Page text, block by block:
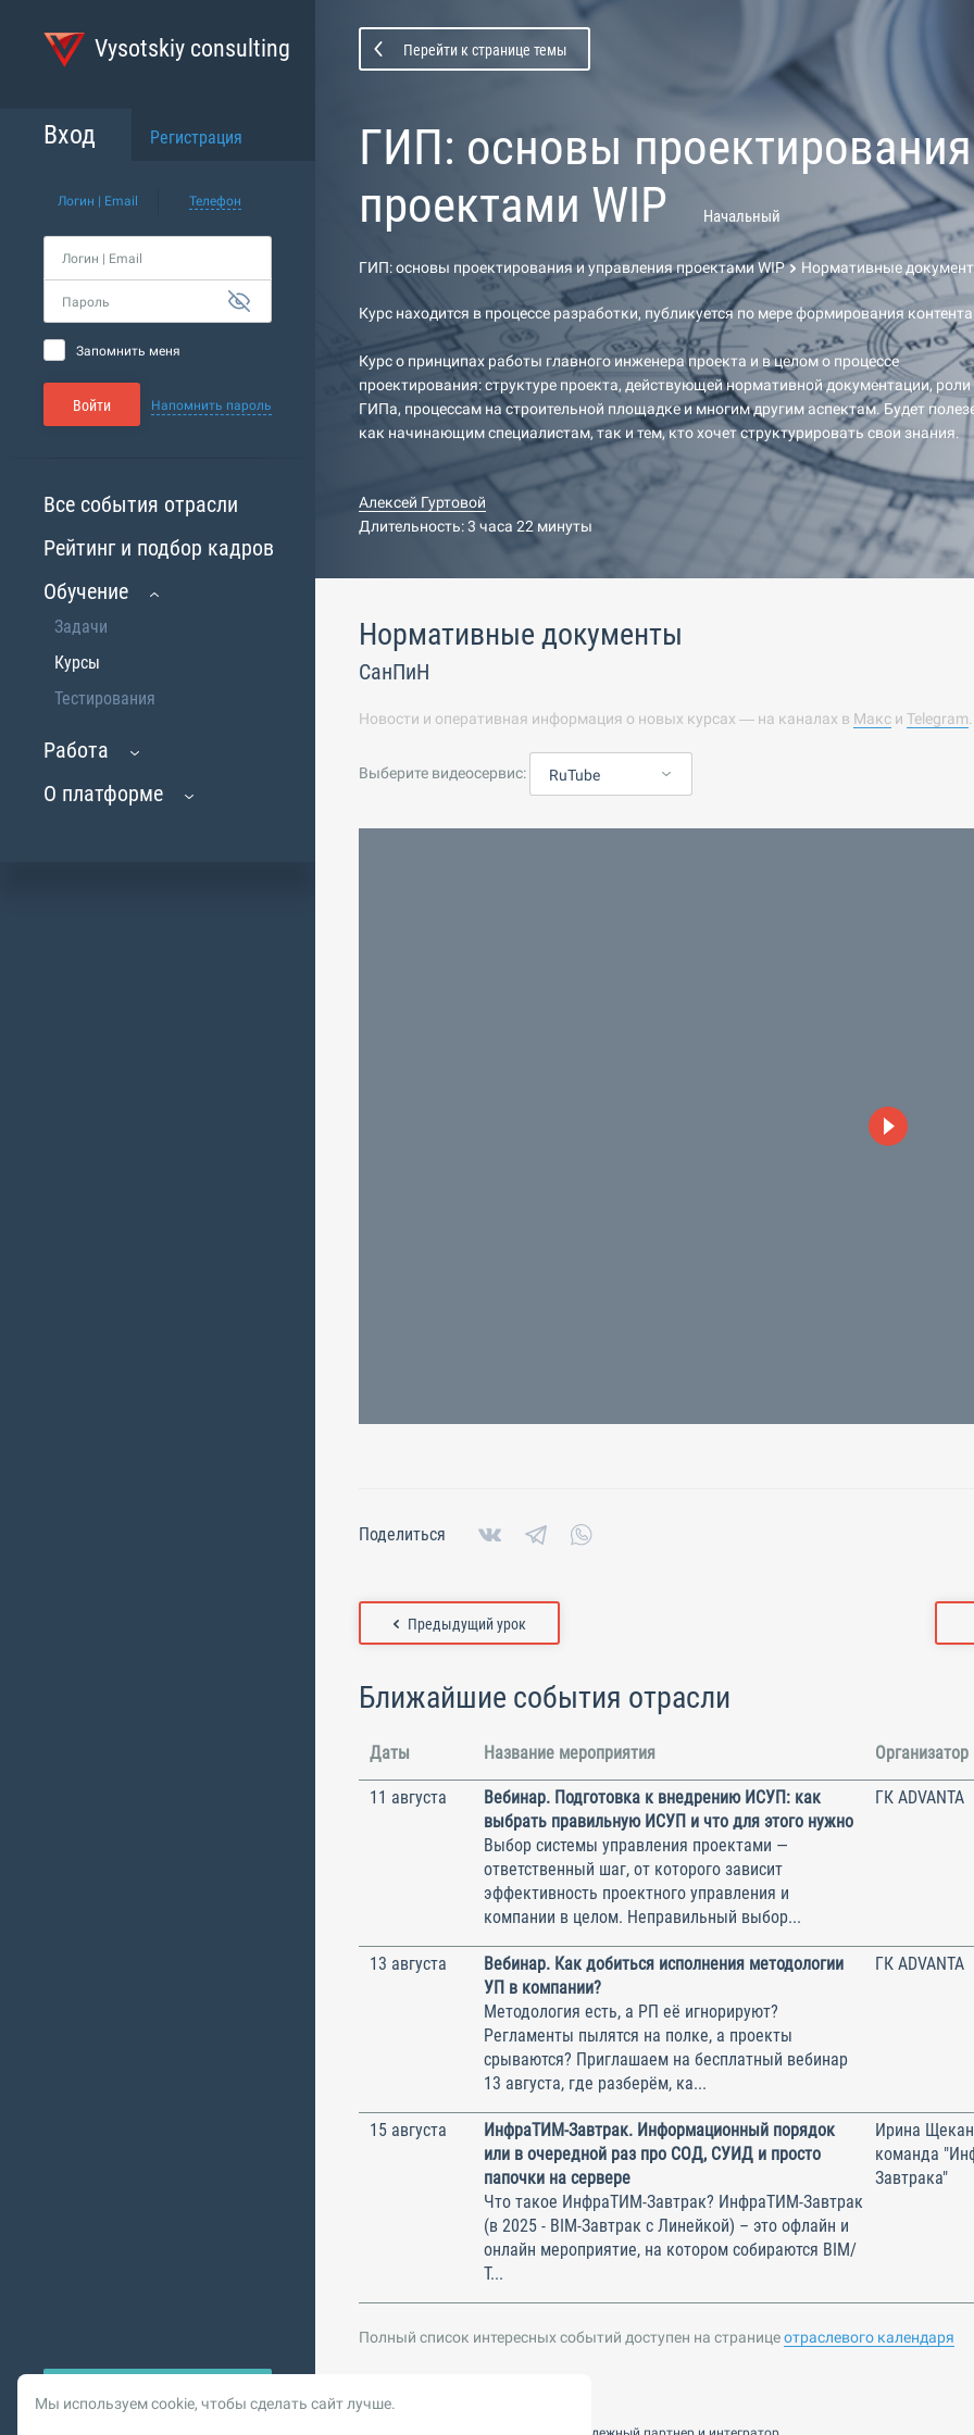
Vysotskiy consulting
Вход Регистрация
Логин | Email Телефон
Логин | Email
Пароль
Запомнить меня
Войти Напомнить пароль
Все события отрасли
Рейтинг и подбор кадров
Обучение
Задачи
Курсы
Тестирования
Работа
О платформе
Перейти к странице темы
ГИП: основы
проектами WIP
Начальный
ГИП: основы проектирования и управления проектами WIP Нормативные
Курс находится в процессе разработки, публикуется по мере формирования
Курс о принципах работы главного инженера проекта и в целом о процессе
проектирования: структуре проекта, действующей нормативной документации, роли
ГИПа, процессам на строительной площадке и многим другим аспектам. Будет
как начинающим специалистам, так и тем, кто хочет структурировать свои знания.
Алексей Гуртовой
Длительность: 3 часа 22 минуты
Нормативные документы
СанПиН
Новости и оперативная информация о новых курсах — на каналах в Макс и Telegram
Выберите видеосервис: RuTube
Поделиться
Предыдущий урок
Ближайшие события отрасли
Даты Название мероприятия Организатор
11 августа
Вебинар. Подготовка к внедрению ИСУП: как
выбрать правильную ИСУП и что для этого нужно
Выбор системы управления проектами —
ответственный шаг, от которого зависит
эффективность проектного управления и
компании в целом. Неправильный выбор...
ГК ADVANTA
13 августа
Вебинар. Как добиться исполнения методологии
УП в компании?
Методология есть, а РП её игнорируют?
Регламенты пылятся на полке, а проекты
срываются? Приглашаем на бесплатный вебинар
13 августа, где разберём, ка...
ГК ADVANTA
15 августа
ИнфраТИМ-Завтрак. Информационный порядок
или в очередной раз про СОД, СУИД и просто
папочки на сервере
Что такое ИнфраТИМ-Завтрак? ИнфраТИМ-Завтрак
(в 2025 - BIM-Завтрак с Линейкой) – это офлайн и
онлайн мероприятие, на котором собираются BIM/
Т...
Ирина
команда
Завтрака"
Полный список интересных событий доступен на страницеотраслевого календаря
Мы используем cookie, чтобы сделать сайт лучше.